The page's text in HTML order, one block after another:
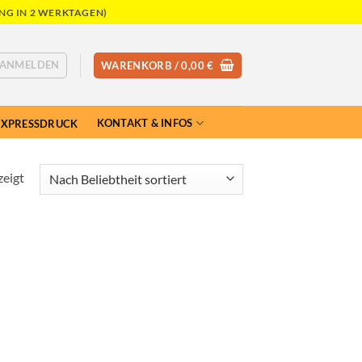
IN 2 WERKTAGEN)
ANMELDEN WARENKORB /0,00€
KONTAKT & INFOS
Nach
Beliebtheit